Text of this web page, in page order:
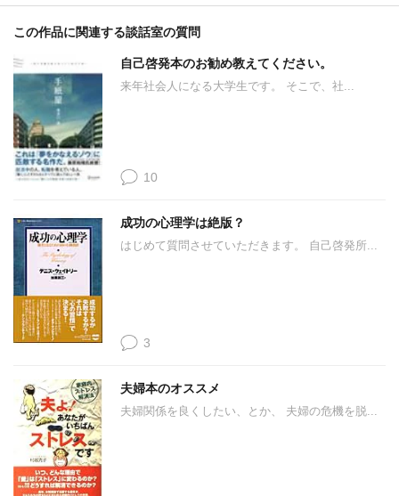
この作品に関連する談話室の質問
自己啓発本のお勧め教えてください。
来年社会人になる大学生です。 そこで、社...
10
成功の心理学は絶版？
はじめて質問させていただきます。 自己啓発所...
3
夫婦本のオススメ
夫婦関係を良くしたい、とか、 夫婦の危機を脱...